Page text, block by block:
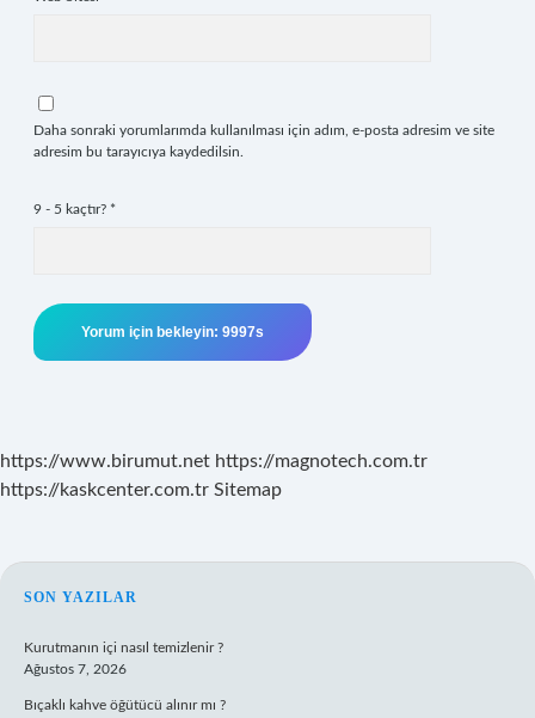
Daha sonraki yorumlarımda kullanılması için adım, e-posta adresim ve site
adresim bu tarayıcıya kaydedilsin.
9 - 5 kaçtır? *
https://www.birumut.net https://magnotech.com.tr
https://kaskcenter.com.tr Sitemap
SIDEBAR
SON YAZILAR
Kurutmanın içi nasıl temizlenir ?
Ağustos 7, 2026
Bıçaklı kahve öğütücü alınır mı ?